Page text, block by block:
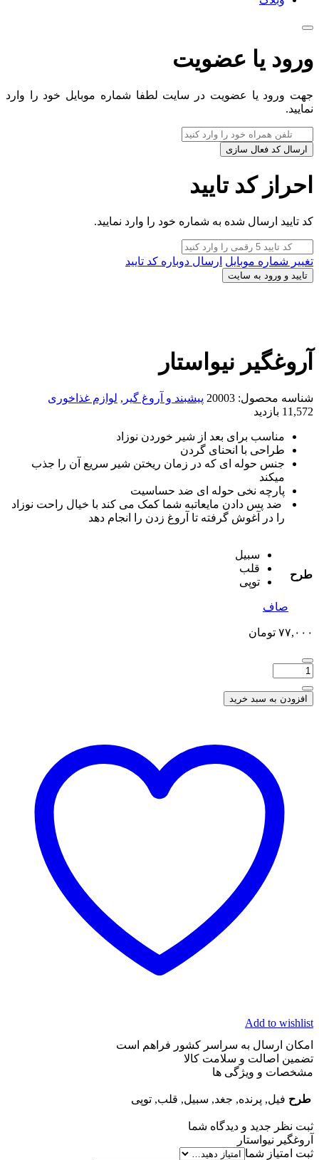
ورود یا عضویت
جهت ورود یا عضویت در سایت لطفا شماره موبایل خود را وارد
نمایید.
ارسال کد فعال سازی
احراز کد تایید
کد تایید ارسال شده به شماره خود را وارد نمایید.
تغییر شماره موبایل ارسال دوباره کد تایید
تایید و ورود به سایت
آروغگیر نیواستار
شناسه محصول: 20003 پیشبند و آروغ گیر , لوازم غذاخوری
11,572 بازدید
مناسب برای بعد از شیر خوردن نوزاد
طراحی با انحنای گردن
جنس حوله ای که در زمان ریختن شیر سریع آن را جذب
میکند
پارچه نخی حوله ای ضد حساسیت
ضد پس دادن مایعاتبه شما کمک می کند با خیال راحت نوزاد
را در آغوش گرفته تا آروغ زدن را انجام دهد
طرح
سبیل
قلب
توپی
صاف
۷۷,۰۰۰ تومان
افزودن به سبد خرید
Add to wishlist
امکان ارسال به سراسر کشور فراهم است
تضمین اصالت و سلامت کالا
مشخصات و ویژگی ها
طرح فیل, پرنده, جغد, سبیل, قلب, توپی
ثبت نظر جدید و دیدگاه شما
آروغگیر نیواستار
ثبت امتیاز شما